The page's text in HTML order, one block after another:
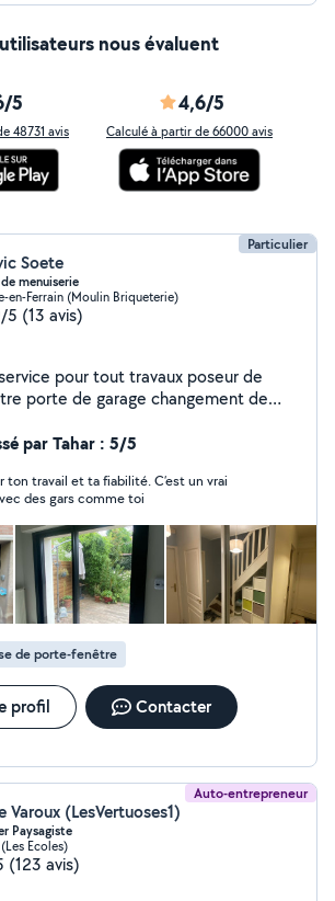
nous évaluent
5
48731 avis
4,6/5
Calculé à partir de 66000 avis
Particulier
Soete
menuiserie
en-Ferrain (Moulin Briqueterie)
5 (13 avis)
pour tout travaux poseur de
porte de garage changement de
par Tahar : 5/5
ton travail et ta fiabilité. C’est un vrai
des gars comme toi
de porte-fenêtre
profil Contacter
Auto-entrepreneur
Varoux (LesVertuoses1)
Paysagiste
Ecoles)
(123 avis)